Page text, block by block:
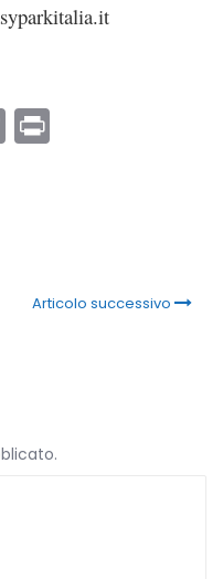
Copy
Link
Articolo successivo